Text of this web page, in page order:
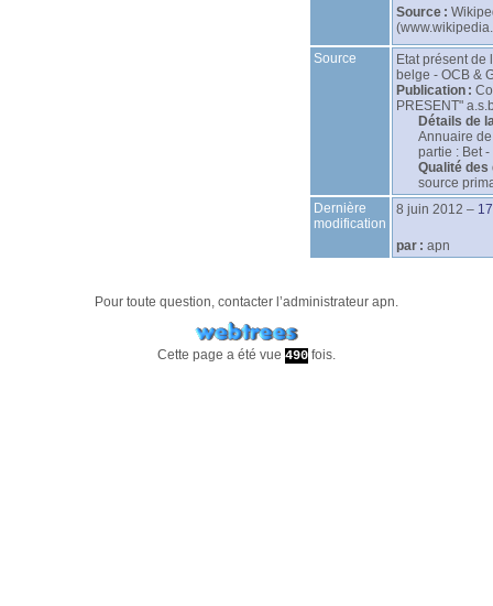
Source :
Source
Etat présent de
belge - OCB &
Publication :
PRESENT"
Détails de
Annuaire
partie : Bet
Qualité des
source
Dernière
modification
8 juin 2012 –
par : apn
Pour toute question, contacter l’administrateur apn.
Cette page a été vue 490 fois.